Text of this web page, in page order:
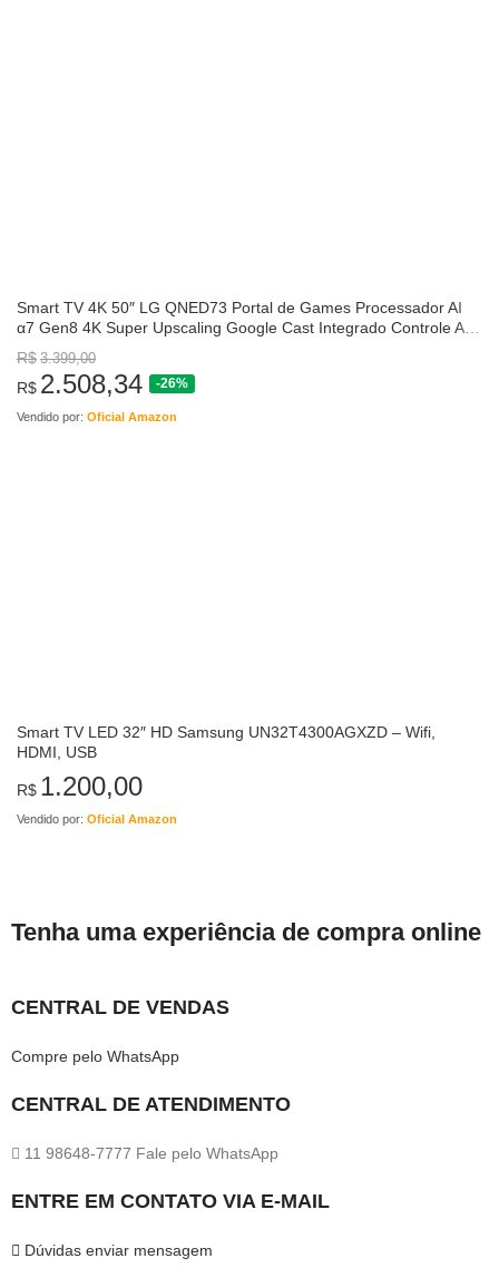
Smart TV 4K 50″ LG QNED73 Portal de Games Processador AI
α7 Gen8 4K Super Upscaling Google Cast Integrado Controle AI
Magic WebOS 25 Modo Esportes Alerta de Esportes
R$ 3.399,00
R$ 2.508,34 -26%
Vendido por: Oficial Amazon
Smart TV LED 32″ HD Samsung UN32T4300AGXZD – Wifi,
HDMI, USB
R$ 1.200,00
Vendido por: Oficial Amazon
Tenha uma experiência de compra online
CENTRAL DE VENDAS
Compre pelo WhatsApp
CENTRAL DE ATENDIMENTO
11 98648-7777 Fale pelo WhatsApp
ENTRE EM CONTATO VIA E-MAIL
Dúvidas enviar mensagem